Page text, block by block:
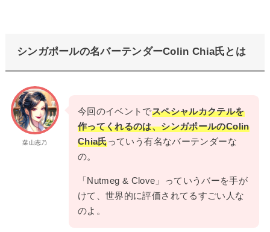
シンガポールの名バーテンダーColin Chia氏とは
葉山志乃
今回のイベントでスペシャルカクテルを
作ってくれるのは、シンガポールのColin
Chia氏っていう有名なバーテンダーな
の。
「Nutmeg & Clove」っていうバーを手が
けて、世界的に評価されてるすごい人な
のよ。